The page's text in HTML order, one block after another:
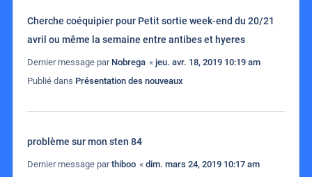
Cherche coéquipier pour Petit sortie week-end du 20/21
avril ou même la semaine entre antibes et hyeres
Dernier message par Nobrega « jeu. avr. 18, 2019 10:19 am
Publié dans Présentation des nouveaux
problème sur mon sten 84
Dernier message parthiboo « dim. mars 24, 2019 10:17 am